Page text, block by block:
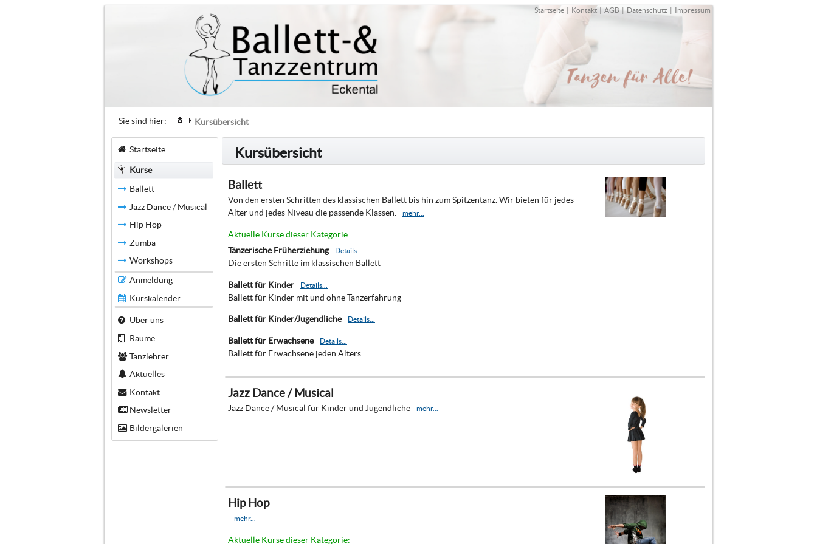
Startseite | Kontakt | AGB | Datenschutz | Impressum
Sie sind hier: Kursübersicht
Startseite
Kurse
Ballett
Jazz Dance / Musical
Hip Hop
Zumba
Workshops
Anmeldung
Kurskalender
Über uns
Räume
Tanzlehrer
Aktuelles
Kontakt
Newsletter
Bildergalerien
Kursübersicht
Ballett
Von den ersten Schritten des klassischen Ballett bis hin zum Spitzentanz. Wir bieten für jedes
Alter und jedes Niveau die passende Klassen.
mehr...
Aktuelle Kurse dieser Kategorie:
Tänzerische Früherziehung
Details...
Die ersten Schritte im klassischen Ballett
Ballett für Kinder Details...
Ballett für Kinder mit und ohne Tanzerfahrung
Ballett für Kinder/Jugendliche Details...
Ballett für Erwachsene Details...
Ballett für Erwachsene jeden Alters
Jazz Dance / Musical
Jazz Dance / Musical für Kinder und Jugendliche mehr...
Hip Hop
mehr...
Aktuelle Kurse dieser Kategorie: